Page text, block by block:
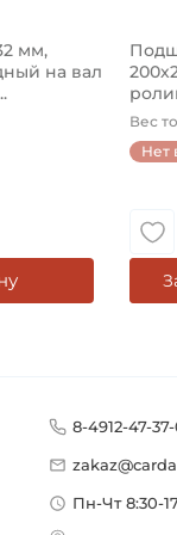
мм,
на вал
Вес
Нет
8-4912-47-
Пн-Чт 8:30-